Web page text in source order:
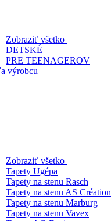
Zobraziť všetko
DETSKÉ
PRE TEENAGEROV
výrobcu
Zobraziť všetko
Tapety Ugépa
Tapety na stenu Rasch
Tapety na stenu AS Création
Tapety na stenu Marburg
Tapety na stenu Vavex